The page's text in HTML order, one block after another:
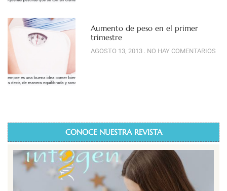
Aumento de peso en el primer
trimestre
AGOSTO 13, 2013 NO HAY COMENTARIOS
CONOCE NUESTRA REVISTA